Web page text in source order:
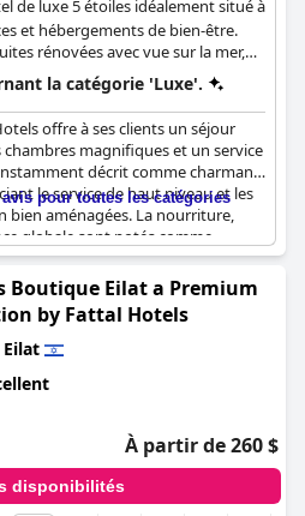
de luxe 5 étoiles idéalement situé à
et hébergements de bien-être.
rénovées avec vue sur la mer,
fitness et des normes de service
la catégorie 'Luxe'.
offre à ses clients un séjour
magnifiques et un service
décrit comme charmant,
le service de haut niveau et les
bien aménagées. La nourriture,
globale sont notés comme
auxquelles on pourrait
de luxe. Malgré des perturbations
général indique un bel hôtel qui
avec des équipements de
5 étoiles.
pour toutes les catégories
Boutique Eilat a Premium
by Fattal Hotels
Eilat
À partir de 260 $
disponibilités